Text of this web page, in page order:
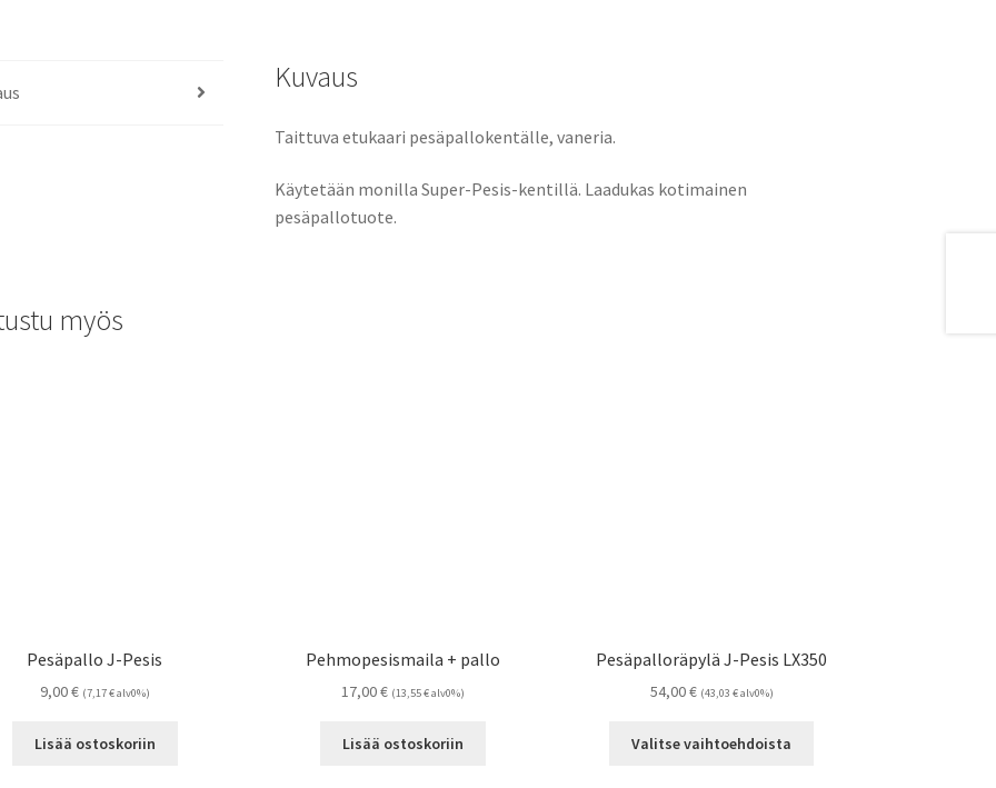
Kuvaus
Taittuva etukaari pesäpallokentälle, vaneria.
Käytetään monilla Super-Pesis-kentillä. Laadukas kotimainen
pesäpallotuote.
myös
Pesäpallo J-Pesis
9,00€ (7,17€alv0%)
Lisää ostoskoriin
Pehmopesismaila + pallo
17,00€ (13,55€alv0%)
Lisää ostoskoriin
Pesäpalloräpylä J-Pesis LX350
54,00€ (43,03 €alv0%)
Valitse vaihtoehdoista